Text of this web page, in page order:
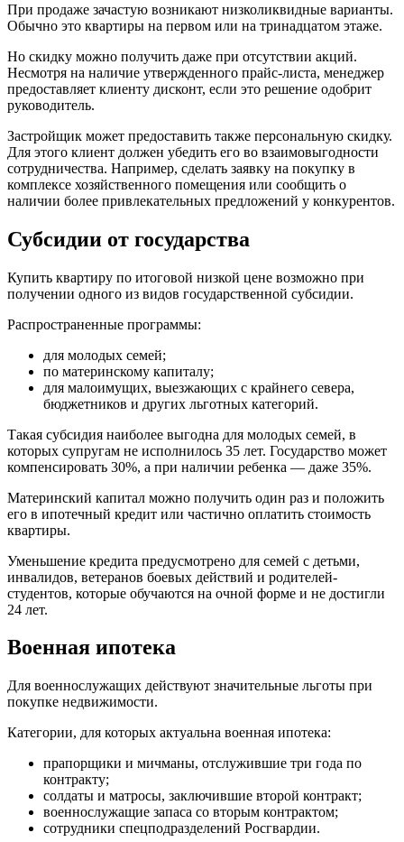
При продаже зачастую возникают низколиквидные варианты.
Обычно это квартиры на первом или на тринадцатом этаже.
Но скидку можно получить даже при отсутствии акций.
Несмотря на наличие утвержденного прайс-листа, менеджер
предоставляет клиенту дисконт, если это решение одобрит
руководитель.
Застройщик может предоставить также персональную скидку.
Для этого клиент должен убедить его во взаимовыгодности
сотрудничества. Например, сделать заявку на покупку в
комплексе хозяйственного помещения или сообщить о
наличии более привлекательных предложений у конкурентов.
Субсидии от государства
Купить квартиру по итоговой низкой цене возможно при
получении одного из видов государственной субсидии.
Распространенные программы:
для молодых семей;
по материнскому капиталу;
для малоимущих, выезжающих с крайнего севера,
бюджетников и других льготных категорий.
Такая субсидия наиболее выгодна для молодых семей, в
которых супругам не исполнилось 35 лет. Государство может
компенсировать 30%, а при наличии ребенка — даже 35%.
Материнский капитал можно получить один раз и положить
его в ипотечный кредит или частично оплатить стоимость
квартиры.
Уменьшение кредита предусмотрено для семей с детьми,
инвалидов, ветеранов боевых действий и родителей-
студентов, которые обучаются на очной форме и не достигли
24 лет.
Военная ипотека
Для военнослужащих действуют значительные льготы при
покупке недвижимости.
Категории, для которых актуальна военная ипотека:
прапорщики и мичманы, отслужившие три года по
контракту;
солдаты и матросы, заключившие второй контракт;
военнослужащие запаса со вторым контрактом;
сотрудники спецподразделений Росгвардии.